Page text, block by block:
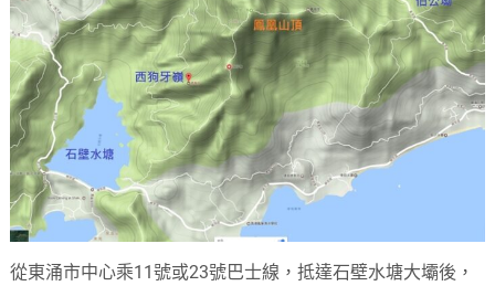
從東涌市中心乘11號或23號巴士線，抵達石壁水塘大壩後，